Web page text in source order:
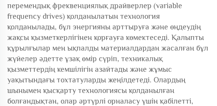
перемендық фреквенциялық драйверлер (variable
frequency drives) қолданылатын технология
қолданылады, бұл энергияны арттыруға және өңдеудің
жақсы қызметкерлігінен қорғауға көмектеседі. Қалыпты
құрылғылар мен ықпалды материалдардан жасалған бұл
жүйелер әдетте ұзақ өмір сүріп, техникалық
қызметтердің кемшілігін азайтады және жұмыс
уақытындағы тохтатуларды жеңілдетеді. Олардың
шынымен қысқарту технологиясы қолданылған
болғандықтан, олар әртүрлі орналасу үшін қабілетті,